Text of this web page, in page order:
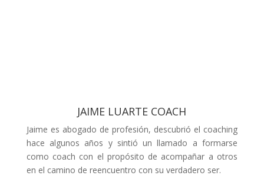
JAIME LUARTE COACH
Jaime es abogado de profesión, descubrió el coaching
hace algunos años y sintió un llamado a formarse
como coach con el propósito de acompañar a otros
en el camino de reencuentro con su verdadero ser.